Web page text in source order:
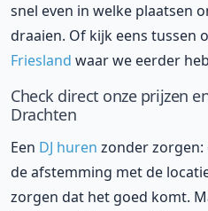
snel even in welke plaatsen
draaien. Of kijk eens tussen
Friesland waar we eerder
Check direct onze prijzen
Drachten
Een DJ huren zonder zorgen:
de afstemming met de
zorgen dat het goed komt.